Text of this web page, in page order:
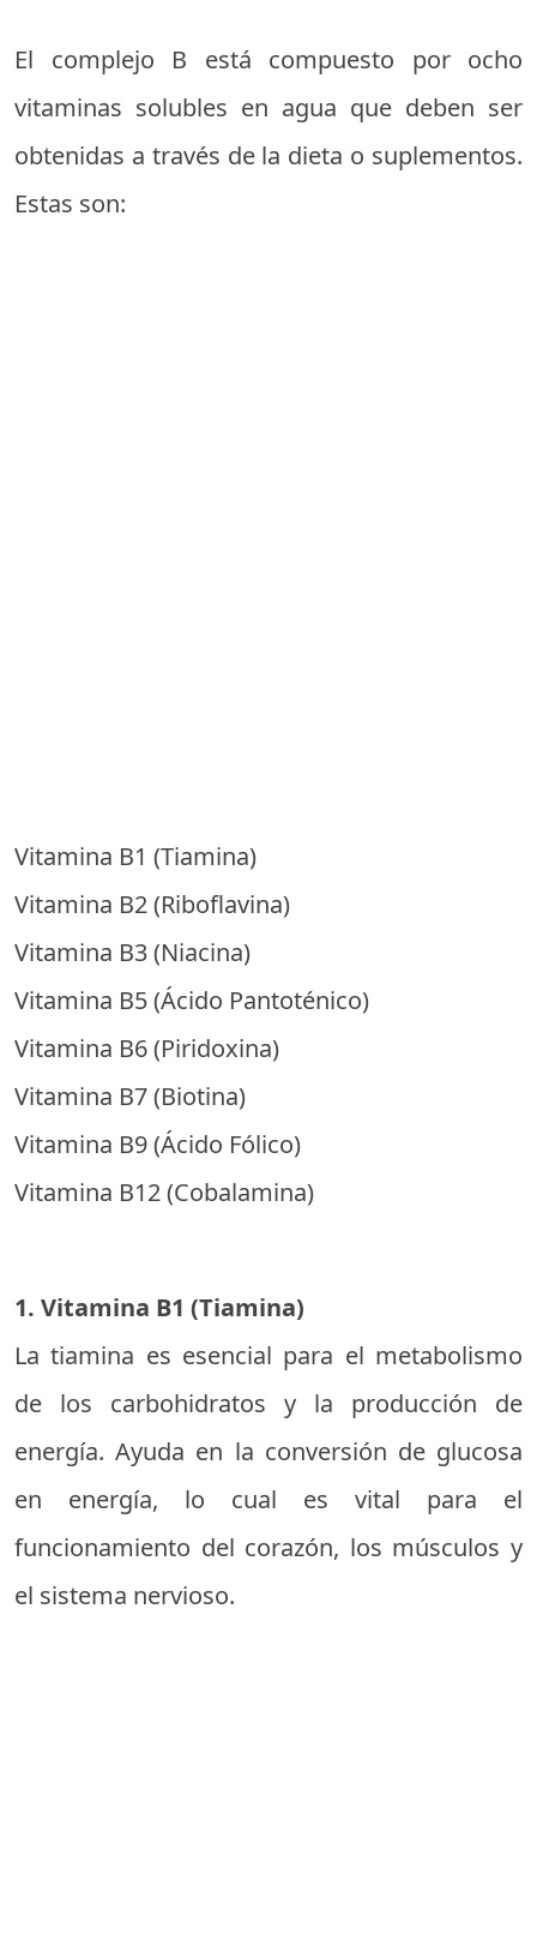
El complejo B está compuesto por ocho
vitaminas solubles en agua que deben ser
obtenidas a través de la dieta o suplementos.
Estas son:
Vitamina B1 (Tiamina)
Vitamina B2 (Riboflavina)
Vitamina B3 (Niacina)
Vitamina B5 (Ácido Pantoténico)
Vitamina B6 (Piridoxina)
Vitamina B7 (Biotina)
Vitamina B9 (Ácido Fólico)
Vitamina B12 (Cobalamina)
1. Vitamina B1 (Tiamina)
La tiamina es esencial para el metabolismo
de los carbohidratos y la producción de
energía. Ayuda en la conversión de glucosa
en energía, lo cual es vital para el
funcionamiento del corazón, los músculos y
el sistema nervioso.